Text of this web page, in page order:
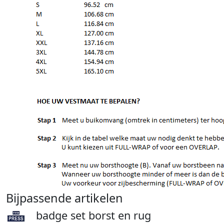
Bijpassende artikelen
badge set borst en rug